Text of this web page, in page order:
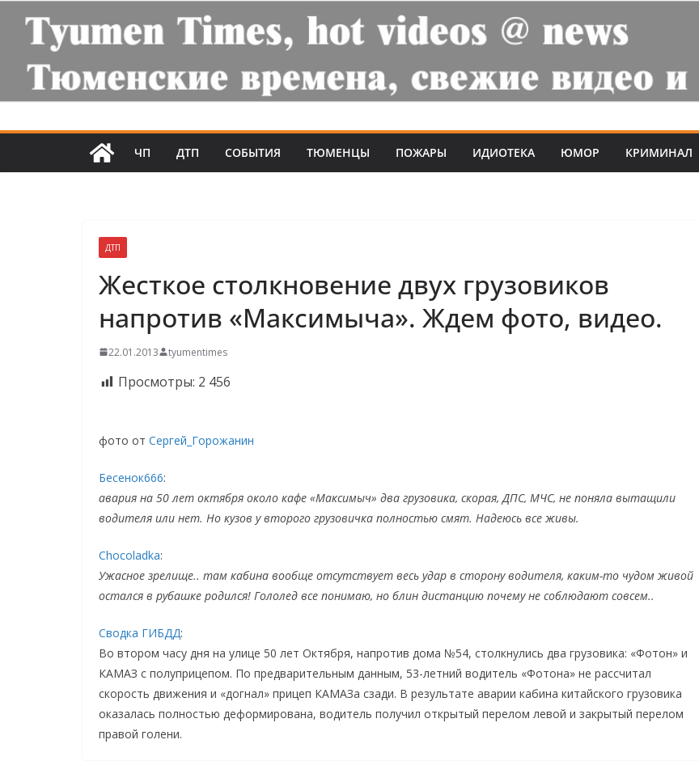
ЧП ДТП СОБЫТИЯ ТЮМЕНЦЫ ПОЖАРЫ ИДИОТЕКА ЮМОР КРИМИНАЛ
ДТП
Жесткое столкновение двух грузовиков
напротив «Максимыча». Ждем фото, видео.
22.01.2013 tyumentimes
Просмотры: 2 456
фото от Сергей_Горожанин
Бесенок666:
авария на 50 лет октября около кафе «Максимыч» два грузовика, скорая, ДПС, МЧС, не поняла вытащили
водителя или нет. Но кузов у второго грузовичка полностью смят. Надеюсь все живы.
Chocoladka:
Ужасное зрелище.. там кабина вообще отсутствует весь удар в сторону водителя, каким-то чудом живой
остался в рубашке родился! Гололед все понимаю, но блин дистанцию почему не соблюдают совсем..
Сводка ГИБДД:
Во втором часу дня на улице 50 лет Октября, напротив дома №54, столкнулись два грузовика: «Фотон» и
КАМАЗ с полуприцепом. По предварительным данным, 53-летний водитель «Фотона» не рассчитал
скорость движения и «догнал» прицеп КАМАЗа сзади. В результате аварии кабина китайского грузовика
оказалась полностью деформирована, водитель получил открытый перелом левой и закрытый перелом
правой голени.